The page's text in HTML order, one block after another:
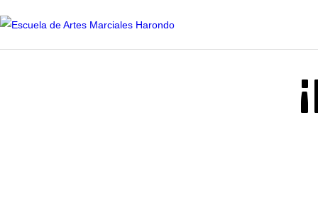
INICIO
HORARIOS